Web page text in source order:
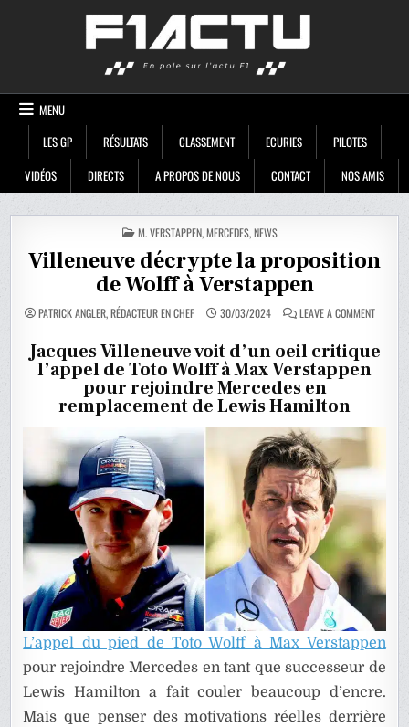
MENU
LES GP
RÉSULTATS CLASSEMENT ECURIES
PILOTES
VIDÉOS
DIRECTS A PROPOS DE NOUS CONTACT NOS AMIS
POSTED
IN
M. VERSTAPPEN,MERCEDES,NEWS
Villeneuve décrypte la proposition
de Wolff à Verstappen
PATRICK ANGLER, RÉDACTEUR EN CHEF 30/03/2024 LEAVE A COMMENTON
LA
Jacques Villeneuve voit d’un oeil critique
l’appel de Toto Wolff à Max Verstappen
pour rejoindre Mercedes en
remplacement de Lewis Hamilton
L’appel du pied de Toto Wolff à Max Verstappen
pour rejoindre Mercedes en tant que successeur de
Lewis Hamilton a fait couler beaucoup d’encre.
Mais que penser des motivations réelles derrière